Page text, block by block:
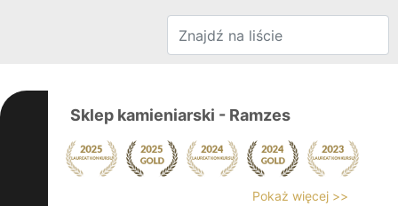
Sklep kamieniarski - Ramzes
Pokaż więcej >>